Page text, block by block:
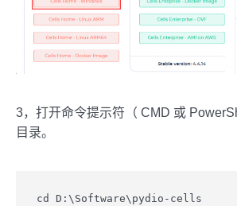
3，打开命令提示符（ CMD 或
目录。
cd D:\Software\pydio-cells